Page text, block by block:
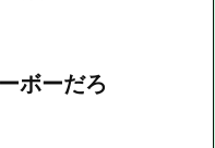
ボーだろ